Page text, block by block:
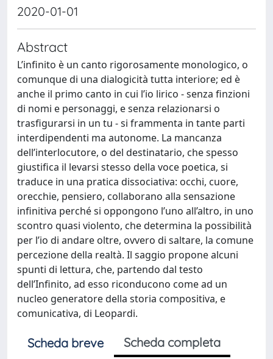
2020-01-01
Abstract
L’infinito è un canto rigorosamente monologico, o
comunque di una dialogicità tutta interiore; ed è
anche il primo canto in cui l’io lirico - senza finzioni
di nomi e personaggi, e senza relazionarsi o
trasfigurarsi in un tu - si frammenta in tante parti
interdipendenti ma autonome. La mancanza
dell’interlocutore, o del destinatario, che spesso
giustifica il levarsi stesso della voce poetica, si
traduce in una pratica dissociativa: occhi, cuore,
orecchie, pensiero, collaborano alla sensazione
infinitiva perché si oppongono l’uno all’altro, in uno
scontro quasi violento, che determina la possibilità
per l’io di andare oltre, ovvero di saltare, la comune
percezione della realtà. Il saggio propone alcuni
spunti di lettura, che, partendo dal testo
dell’Infinito, ad esso riconducono come ad un
nucleo generatore della storia compositiva, e
comunicativa, di Leopardi.
Scheda breve
Scheda completa